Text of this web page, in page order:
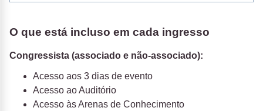
O que está incluso em cada ingresso
Congressista (associado e não-associado):
Acesso aos 3 dias de evento
Acesso ao Auditório
Acesso às Arenas de Conhecimento